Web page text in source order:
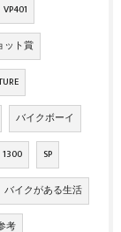
VP401
ット賞
バイクボーイ
1300 SP
バイクがある生活
考